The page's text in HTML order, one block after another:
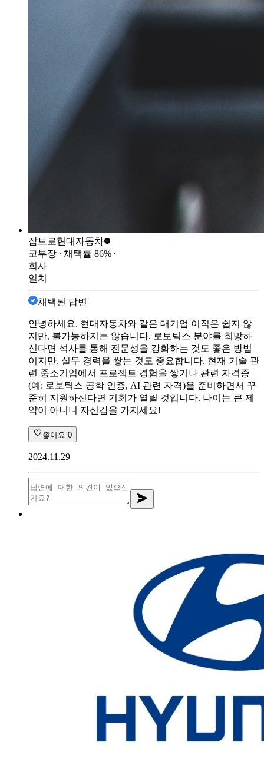
잡브로현대자동차
코부장 ∙ 채택률 86% ∙
회사
일치
채택된 답변
안녕하세요. 현대자동차와 같은 대기업 이직은 쉽지 않
지만, 불가능하지는 않습니다. 로보틱스 분야를 희망하
신다면 석사를 통해 전문성을 강화하는 것도 좋은 방법
이지만, 실무 경력을 쌓는 것도 중요합니다. 현재 기술 관
련 중소기업에서 프로젝트 경험을 쌓거나 관련 자격증
(예: 로보틱스 공학 인증, AI 관련 자격)을 준비하면서 꾸
준히 지원하신다면 기회가 열릴 것입니다. 나이는 큰 제
약이 아니니 자신감을 가지세요!
좋아요 0
2024.11.29